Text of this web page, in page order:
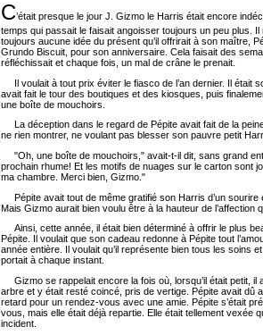
C’était presque le jour J. Gizmo le Harris était encore
temps qui passait le faisait angoisser toujours un peu plus. Il
toujours aucune idée du présent qu’il offrirait à son maître,
Grundo Biscuit, pour son anniversaire. Cela faisait des
réfléchissait et chaque fois, un mal de crâne le prenait.
Il voulait à tout prix éviter le fiasco de l’an dernier. Il était
avait fait le tour des boutiques et des kiosques, puis
une boîte de mouchoirs.
La déception dans le regard de Pépite avait fait de la
ne rien montrer, ne voulant pas blesser son pauvre petit
"Oh, une boîte de mouchoirs," avait-t-il dit, sans grand
prochain rhume! Et les motifs de nuages sur le carton sont
ma chambre. Merci bien, Gizmo."
Pépite avait tout de même gratifié son Harris d’un sourire
Mais Gizmo aurait bien voulu être à la hauteur de l’affection
Ainsi, cette année, il était bien déterminé à offrir le plus
Pépite. Il voulait que son cadeau redonne à Pépite tout
année entière. Il voulait qu’il représente bien tous les soins
portait à chaque instant.
Gizmo se rappelait encore la fois où, lorsqu’il était petit, il
arbre et y était resté coincé, pris de vertige. Pépite avait dû
retard pour un rendez-vous avec une amie. Pépite s’était
vous, mais elle était déjà repartie. Elle était tellement vexée
incident.